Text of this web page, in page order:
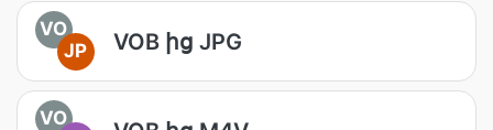
VO
JP
VOB ից JPG
VO